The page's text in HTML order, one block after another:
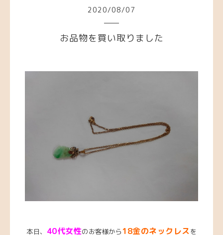
2020/08/07
お品物を買い取りました
本日、 40代女性のお客様から 18金のネックレスを